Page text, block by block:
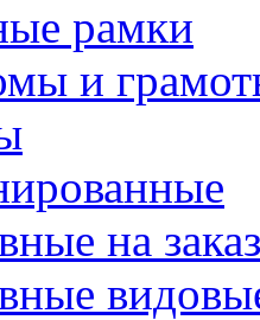
рамки
и
на заказ